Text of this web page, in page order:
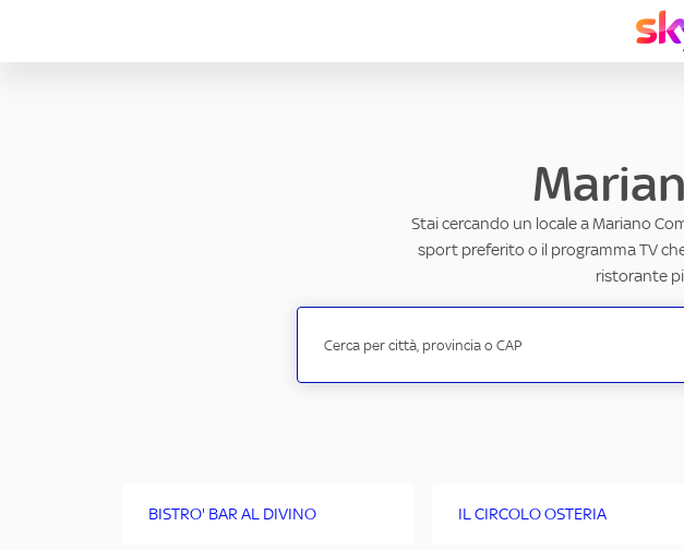
Stai cercando un locale a Mariano
sport preferito o il programma TV
ristorante
BISTRO' BAR AL DIVINO IL CIRCOLO OSTERIA